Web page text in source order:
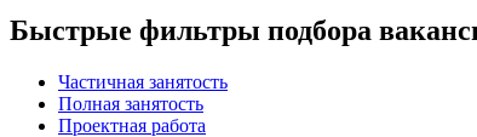
Быстрые фильтры подбора
Частичная занятость
Полная занятость
Проектная работа